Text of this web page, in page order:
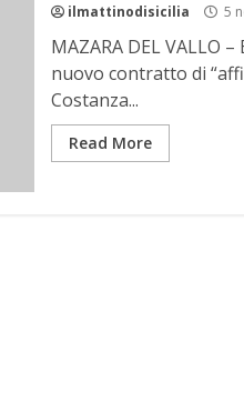
ilmattinodisicilia 5
MAZARA DEL VALLO
nuovo contratto di
Costanza...
Read More